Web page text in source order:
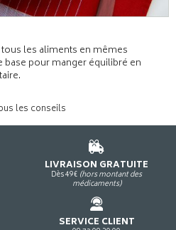
les aliments en mêmes
base pour manger équilibré en
les conseils
LIVRAISON GRATUITE
Dès 49€ (hors montant des
médicaments)
SERVICE CLIENT